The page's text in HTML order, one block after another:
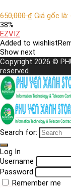
PoE
PTZ
Robot Quét Dọn
Solar
Thẻ Từ
Vân Tay
Wi-Fi Mesh
All categories
650,000₫ Giá gốc là:
38%
EZVIZ
Added to wishlist
Show next
Copyright 2026 ©
reserved.
Search for:
Log In
Username
Password
Remember me